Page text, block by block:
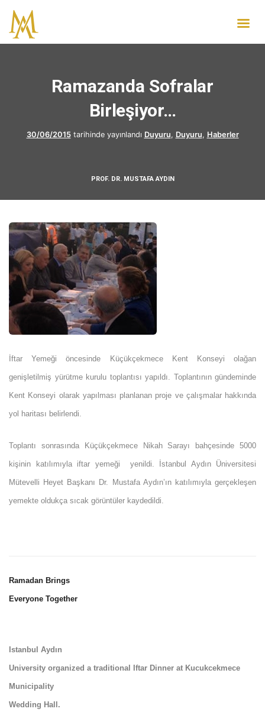
Ramazanda Sofralar
Birleşiyor…
30/06/2015tarihinde yayınlandı Duyuru, Duyuru, Haberler
PROF. DR. MUSTAFA AYDIN
İftar Yemeği öncesinde Küçükçekmece Kent Konseyi olağan
genişletilmiş yürütme kurulu toplantısı yapıldı. Toplantının gündeminde
Kent Konseyi olarak yapılması planlanan proje ve çalışmalar hakkında
yol haritası belirlendi.
Toplantı sonrasında Küçükçekmece Nikah Sarayı bahçesinde 5000
kişinin katılımıyla iftar yemeği yenildi. İstanbul Aydın Üniversitesi
Mütevelli Heyet Başkanı Dr. Mustafa Aydın’ın katılımıyla gerçekleşen
yemekte oldukça sıcak görüntüler kaydedildi.
Ramadan Brings
Everyone Together
Istanbul Aydın
University organized a traditional Iftar Dinner at Kucukcekmece
Municipality
Wedding Hall.